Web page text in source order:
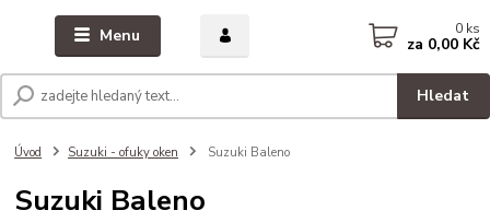
Menu
Hledat
0 ks
za 0,00 Kč
Úvod Suzuki - ofuky oken Suzuki Baleno
Suzuki Baleno